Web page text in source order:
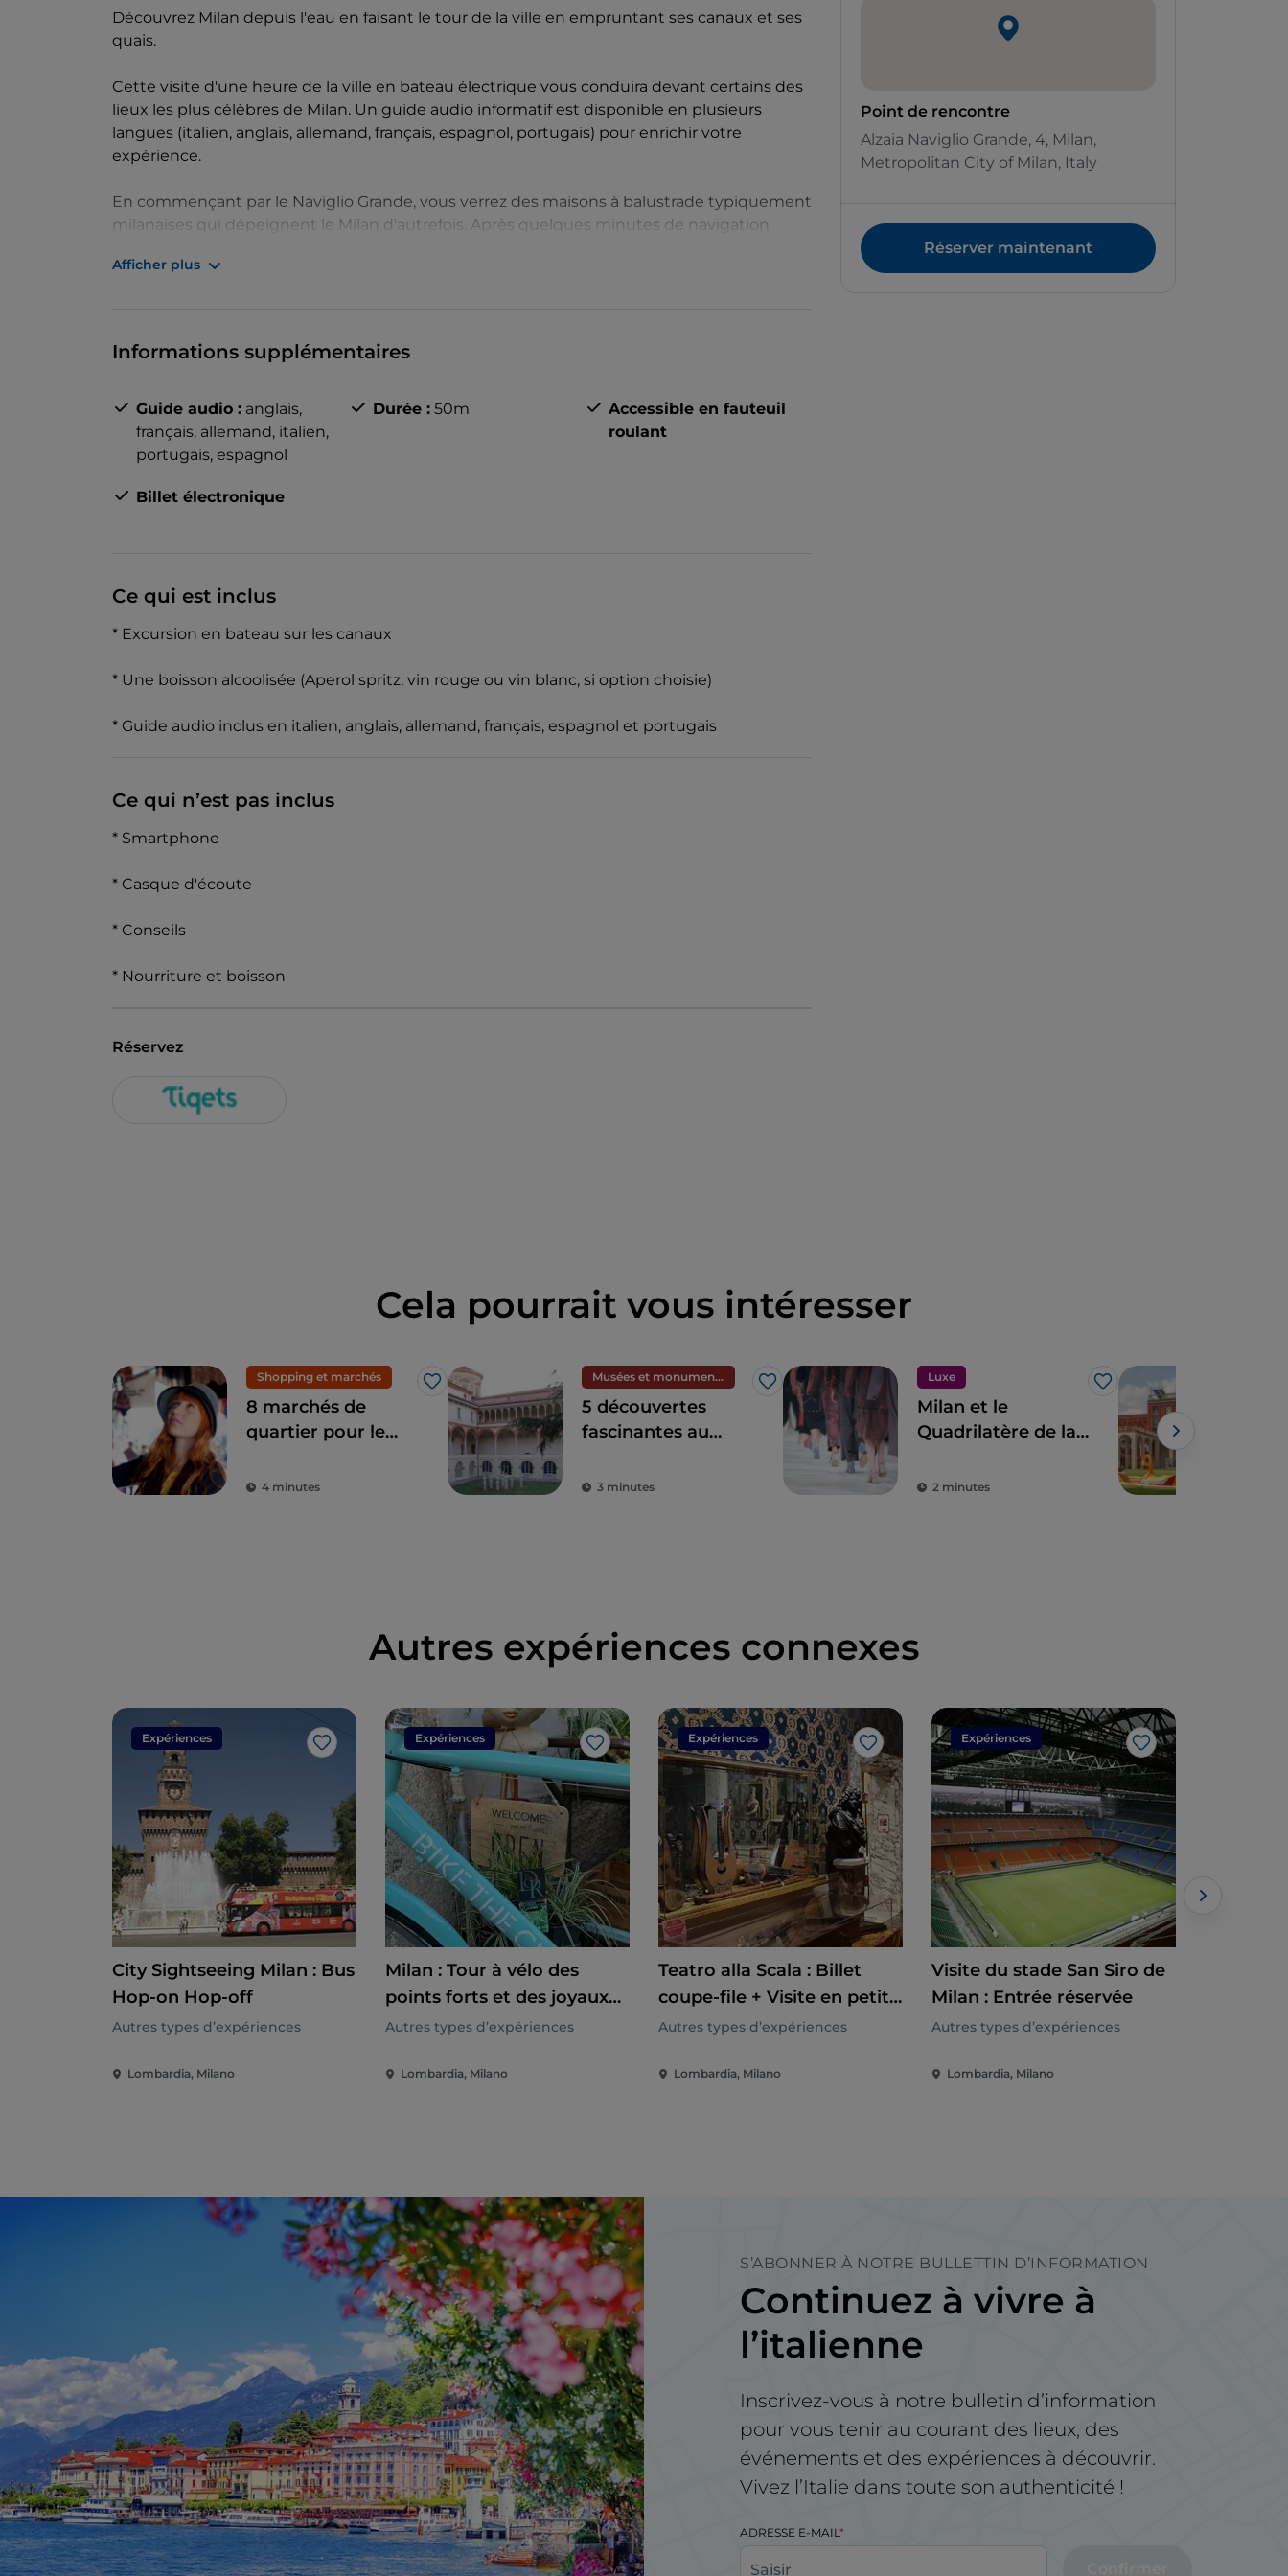
Découvrez Milan depuis l'eau en faisant le tour de la ville en empruntant ses canaux et ses
quais.
Cette visite d'une heure de la ville en bateau électrique vous conduira devant certains des
lieux les plus célèbres de Milan. Un guide audio informatif est disponible en plusieurs
langues (italien, anglais, allemand, français, espagnol, portugais) pour enrichir votre
expérience.
En commençant par le Naviglio Grande, vous verrez des maisons à balustrade typiquement
milanaises qui dépeignent le Milan d'autrefois. Après quelques minutes de navigation
Cristoforo, dont la construction a débuté au XIIIe siècle.
Canottieri Milano Olona et sur le célèbre Vicolo dei lavandai, un joyau architectural qui doit
son nom aux habitants qui y lavaient leur linge.
Afficher plus
Informations supplémentaires
Guide audio : anglais,
français, allemand, italien,
portugais, espagnol
Durée :50m
Accessible en fauteuil
roulant
Billet électronique
Ce qui est inclus
* Excursion en bateau sur les canaux
* Une boisson alcoolisée (Aperol spritz, vin rouge ou vin blanc, si option choisie)
* Guide audio inclus en italien, anglais, allemand, français, espagnol et portugais
Ce qui n’est pas inclus
* Smartphone
* Casque d'écoute
* Conseils
* Nourriture et boisson
Réservez
Point de rencontre
Alzaia Naviglio Grande, 4, Milan,
Metropolitan City of Milan, Italy
Réserver maintenant
Cela pourrait vous intéresser
Shopping et marchés
J’aime
8 marchés de
quartier pour le
mode exclusive à
4 minutes
Musées et monuments
J’aime
5 découvertes
fascinantes au
sciences et de la
3 minutes
Luxe
J’aime
Milan et le
Quadrilatère de la
2 minutes
Autres expériences connexes
Expériences
J’aime
City Sightseeing Milan : Bus
Hop-on Hop-off
Autres types d’expériences
Lombardia, Milano
Expériences
J’aime
Milan : Tour à vélo des
points forts et des joyaux
cachés
Autres types d’expériences
Lombardia, Milano
Expériences
J’aime
Teatro alla Scala : Billet
coupe-file + Visite en petit
groupe
Autres types d’expériences
Lombardia, Milano
Expériences
J’aime
Visite du stade San Siro de
Milan : Entrée réservée
Autres types d’expériences
Lombardia, Milano
S’ABONNER À NOTRE BULLETTIN D’INFORMATION
Continuez à vivre à
l’italienne
Inscrivez-vous à notre bulletin d’information
pour vous tenir au courant des lieux, des
événements et des expériences à découvrir.
Vivez l’Italie dans toute son authenticité !
ADRESSE E-MAIL